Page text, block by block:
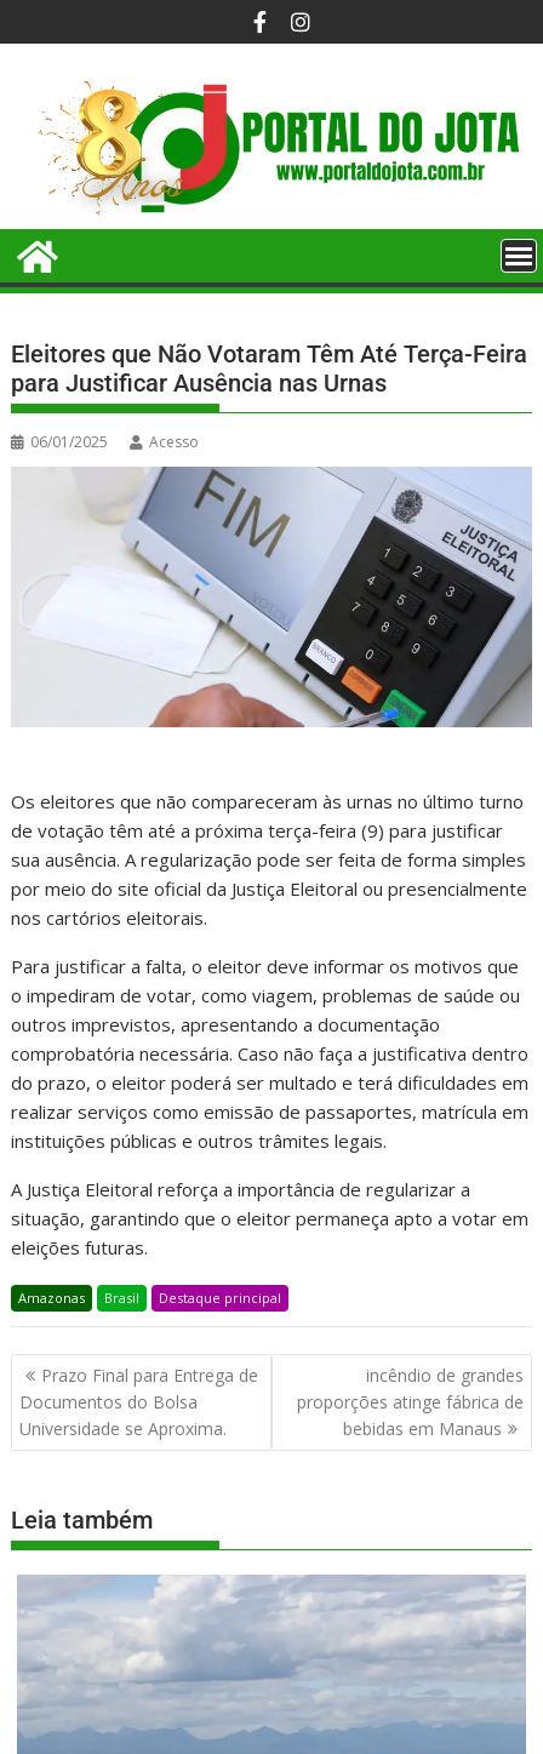
Eleitores que Não Votaram Têm Até Terça-Feira
para Justificar Ausência nas Urnas
06/01/2025 Acesso
Os eleitores que não compareceram às urnas no último turno
de votação têm até a próxima terça-feira (9) para justificar
sua ausência. A regularização pode ser feita de forma simples
por meio do site oficial da Justiça Eleitoral ou presencialmente
nos cartórios eleitorais.
Para justificar a falta, o eleitor deve informar os motivos que
o impediram de votar, como viagem, problemas de saúde ou
outros imprevistos, apresentando a documentação
comprobatória necessária. Caso não faça a justificativa dentro
do prazo, o eleitor poderá ser multado e terá dificuldades em
realizar serviços como emissão de passaportes, matrícula em
instituições públicas e outros trâmites legais.
A Justiça Eleitoral reforça a importância de regularizar a
situação, garantindo que o eleitor permaneça apto a votar em
eleições futuras.
Amazonas Brasil Destaque principal
Prazo Final para Entrega de
Documentos do Bolsa
Universidade se Aproxima.
incêndio de grandes
proporções atinge fábrica de
bebidas em Manaus
Leia também